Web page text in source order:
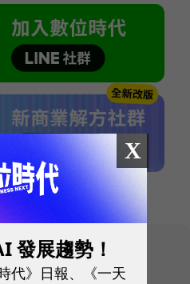
允許，不得轉載。
X
發展趨勢！
代》日報、《一天